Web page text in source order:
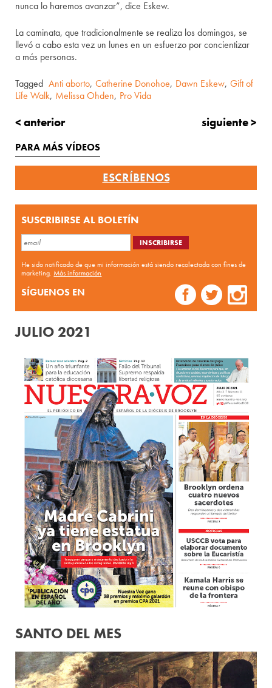
nunca lo haremos avanzar”, dice Eskew.
La caminata, que tradicionalmente se realiza los domingos, se
llevó a cabo esta vez un lunes en un esfuerzo por concientizar
a más personas.
Tagged Anti aborto, Catherine Donohoe, Dawn Eskew, Gift of
Life Walk, Melissa Ohden, Pro Vida
< anterior siguiente >
PARA MÁS VÍDEOS
ESCRÍBENOS
SUSCRIBIRSE AL BOLETÍN
He sido notificado de que mi información está siendo recolectada con fines de
marketing.Más información
SÍGUENOS EN
JULIO 2021
SANTO DEL MES